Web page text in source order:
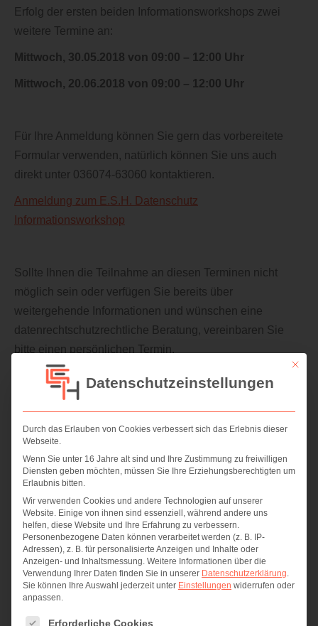
Erfolg der ersten beiden Informationsworkshops zwei
weitere Termine an:
Mittwoch, 30.05.2018 von 09:00 – 12:00 Uhr
Mittwoch, 20.06.2018 von 09:00 – 12:00 Uhr
Für Ihre Anmeldung können Sie gern das vorbereitete
Formular verwenden, natürlich können Sie uns auch
direkt unter 036074-63060 kontaktieren.
Anmeldung zum E.S.H. Datenschutz
Informationsworkshop
Sollte Ihnen die Teilnahme an diesen Terminen nicht
möglich sein oder verfügen Sie bereits über
weitergehende Informationen und wünschen eine
datenrechtschutzrechtliche Beratung, vereinbaren Sie
bitte einen persönlichen Termin.
Categories: Datenschutz
Autor:Tobias Müller
Kommentarnavigation
EU-DSGVO, Datenschutz und externer
Mit
Datenschutzeinstellungen
Durch das Erlauben von Cookies verbessert sich das Erlebnis dieser
Webseite.
Wenn Sie unter 16 Jahre alt sind und Ihre Zustimmung zu freiwilligen
Diensten geben möchten, müssen Sie Ihre Erziehungsberechtigten um
Erlaubnis bitten.
Wir verwenden Cookies und andere Technologien auf unserer
Website. Einige von ihnen sind essenziell, während andere uns
helfen, diese Website und Ihre Erfahrung zu verbessern.
Personenbezogene Daten können verarbeitet werden (z. B. IP-
Adressen), z. B. für personalisierte Anzeigen und Inhalte oder
Anzeigen- und Inhaltsmessung. Weitere Informationen über die
Verwendung Ihrer Daten finden Sie in unserer Datenschutzerklärung.
Sie können Ihre Auswahl jederzeit unter Einstellungen widerrufen oder
anpassen.
Es folgt eine Liste der Service-Gruppen, für die eine
Erforderliche Cookies